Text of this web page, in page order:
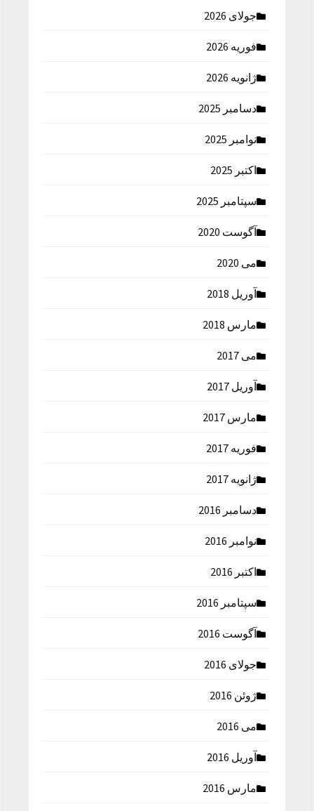
جولای 2026
فوریه 2026
ژانویه 2026
دسامبر 2025
نوامبر 2025
اکتبر 2025
سپتامبر 2025
آگوست 2020
می 2020
آوریل 2018
مارس 2018
می 2017
آوریل 2017
مارس 2017
فوریه 2017
ژانویه 2017
دسامبر 2016
نوامبر 2016
اکتبر 2016
سپتامبر 2016
آگوست 2016
جولای 2016
ژوئن 2016
می 2016
آوریل 2016
مارس 2016